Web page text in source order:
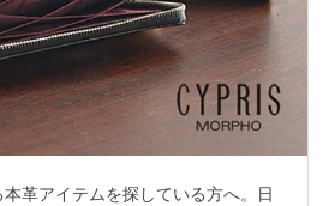
革アイテムを探している方へ。日